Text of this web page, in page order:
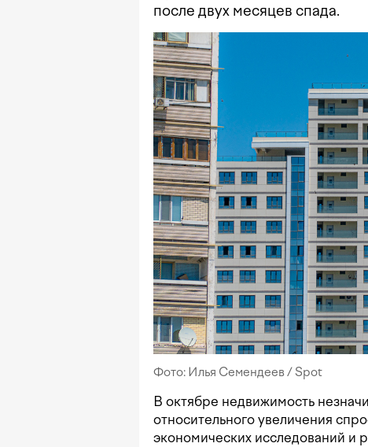
после двух месяцев спада.
Фото: Илья Семендеев / Spot
В октябре недвижимость
относительного увеличения
экономических исследований и